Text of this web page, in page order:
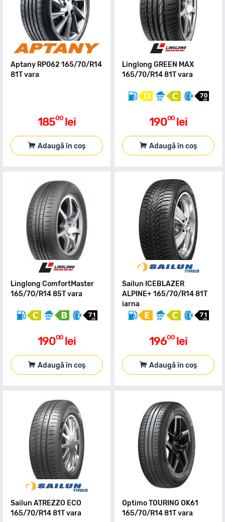
Aptany RP062 165/70/R14
81T vara
18500 lei
Adaugă în coș
Linglong GREEN MAX
165/70/R14 81T vara
19000 lei
Adaugă în coș
Linglong ComfortMaster
165/70/R14 85T vara
19000 lei
Adaugă în coș
Sailun ICEBLAZER
ALPINE+ 165/70/R14 81T
iarna
19600 lei
Adaugă în coș
Sailun ATREZZO ECO
165/70/R14 81T vara
Optimo TOURING OK61
165/70/R14 81T vara